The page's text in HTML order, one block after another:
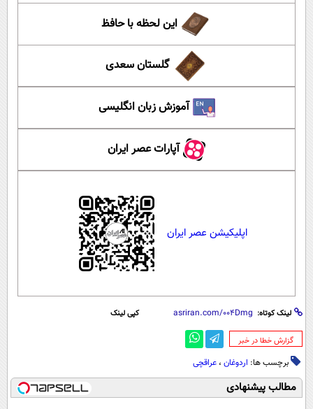
این لحظه با حافظ
گلستان سعدی
آموزش زبان انگلیسی
آپارات عصر ایران
اپلیکیشن عصر ایران
لینک کوتاه: کپی لینک
‌گزارش خطا در خبر
برچسب ها: اردوغان ، عراقچی
مطالب پیشنهادی